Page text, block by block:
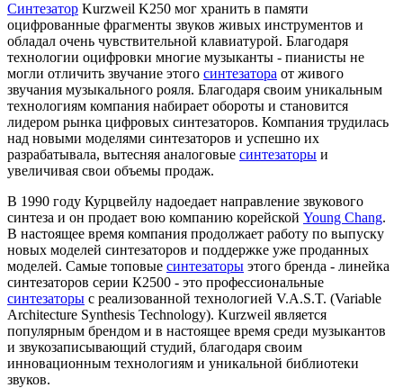
Синтезатор Kurzweil K250 мог хранить в памяти
оцифрованные фрагменты звуков живых инструментов и
обладал очень чувствительной клавиатурой. Благодаря
технологии оцифровки многие музыканты - пианисты не
могли отличить звучание этого синтезатора от живого
звучания музыкального рояля. Благодаря своим уникальным
технологиям компания набирает обороты и становится
лидером рынка цифровых синтезаторов. Компания трудилась
над новыми моделями синтезаторов и успешно их
разрабатывала, вытесняя аналоговые синтезаторы и
увеличивая свои объемы продаж.
В 1990 году Курцвейлу надоедает направление звукового
синтеза и он продает вою компанию корейской Young Chang.
В настоящее время компания продолжает работу по выпуску
новых моделей синтезаторов и поддержке уже проданных
моделей. Самые топовые синтезаторы этого бренда - линейка
синтезаторов серии К2500 - это профессиональные
синтезаторы с реализованной технологией V.A.S.T. (Variable
Architecture Synthesis Technology). Kurzweil является
популярным брендом и в настоящее время среди музыкантов
и звукозаписывающий студий, благодаря своим
инновационным технологиям и уникальной библиотеки
звуков.